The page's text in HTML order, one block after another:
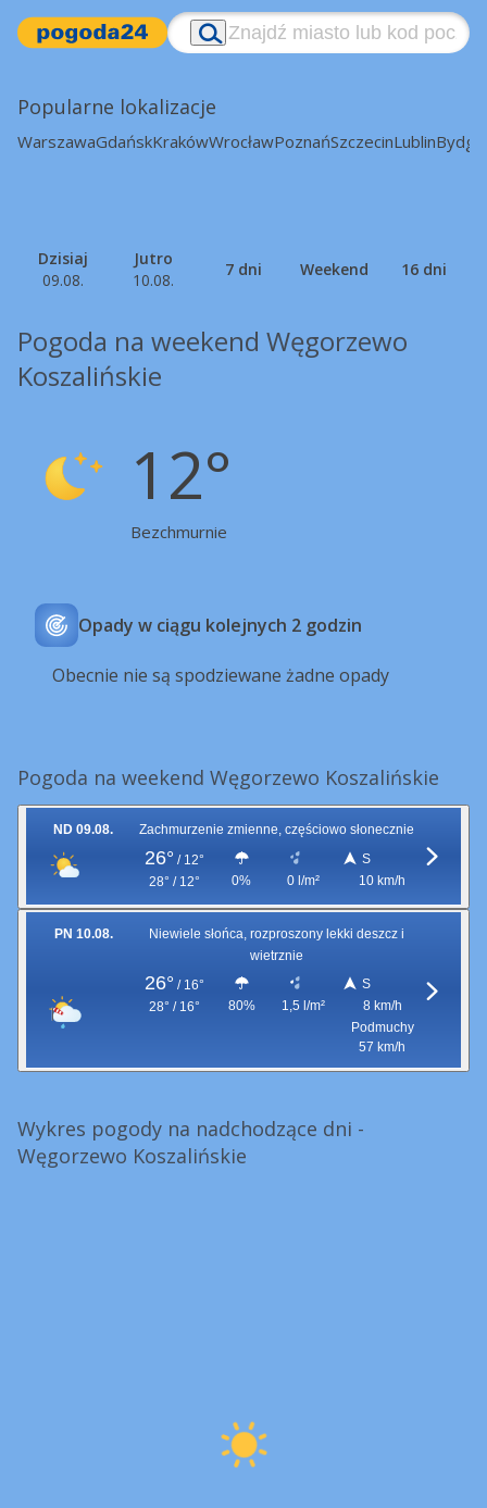
Popularne lokalizacje
WarszawaGdańskKrakówWrocławPoznańSzczecinLublin
Dzisiaj
09.08.
Jutro
10.08.
7 dni Weekend 16 dni
Pogoda na weekend Węgorzewo
Koszalińskie
12°
Bezchmurnie
Opady w ciągu kolejnych 2 godzin
Obecnie nie są spodziewane żadne opady
Pogoda na weekend Węgorzewo Koszalińskie
ND 09.08. Zachmurzenie zmienne, częściowo słonecznie
26° / 12°
28° / 12°
0% 0 l/m²
S
10 km/h
PN 10.08.
Niewiele słońca, rozproszony lekki deszcz i
wietrznie
26° / 16°
28° / 16°
80% 1,5 l/m²
S
8 km/h
Podmuchy
57 km/h
Wykres pogody na nadchodzące dni -
Węgorzewo Koszalińskie